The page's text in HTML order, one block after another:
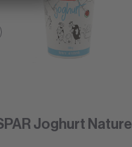
Joghurt Nature